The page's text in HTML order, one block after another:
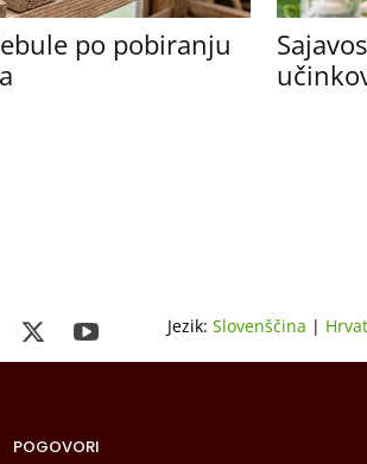
po pobiranju
Jezik: Slovenščina |
POGOVORI